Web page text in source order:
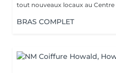
tout nouveaux locaux au Centre
BRAS COMPLET